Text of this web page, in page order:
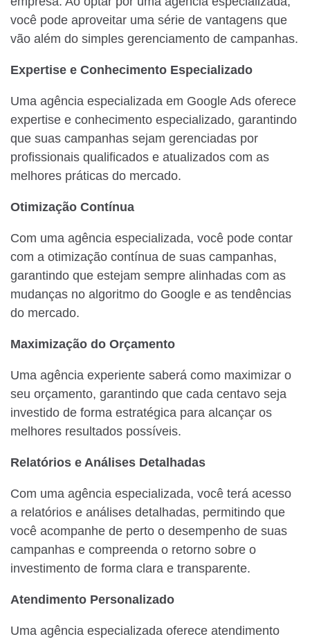
você pode aproveitar uma série de vantagens que
vão além do simples gerenciamento de campanhas.
Expertise e Conhecimento Especializado
Uma agência especializada em Google Ads oferece
expertise e conhecimento especializado, garantindo
que suas campanhas sejam gerenciadas por
profissionais qualificados e atualizados com as
melhores práticas do mercado.
Otimização Contínua
Com uma agência especializada, você pode contar
com a otimização contínua de suas campanhas,
garantindo que estejam sempre alinhadas com as
mudanças no algoritmo do Google e as tendências
do mercado.
Maximização do Orçamento
Uma agência experiente saberá como maximizar o
seu orçamento, garantindo que cada centavo seja
investido de forma estratégica para alcançar os
melhores resultados possíveis.
Relatórios e Análises Detalhadas
Com uma agência especializada, você terá acesso
a relatórios e análises detalhadas, permitindo que
você acompanhe de perto o desempenho de suas
campanhas e compreenda o retorno sobre o
investimento de forma clara e transparente.
Atendimento Personalizado
Uma agência especializada oferece atendimento